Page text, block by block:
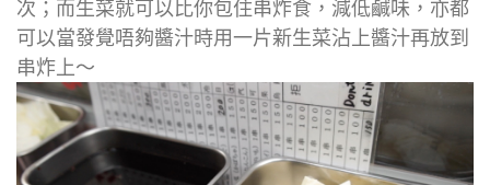
次；而生菜就可以比你包住串炸食，減低鹹味，亦都
可以當發覺唔夠醬汁時用一片新生菜沾上醬汁再放到
串炸上～